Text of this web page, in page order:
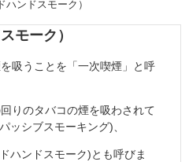
ンドスモーク）
モーク）
吸うことを「一次喫煙」と呼
りのタバコの煙を吸わされて
ッシブスモーキング)、
ハンドスモーク)とも呼びま